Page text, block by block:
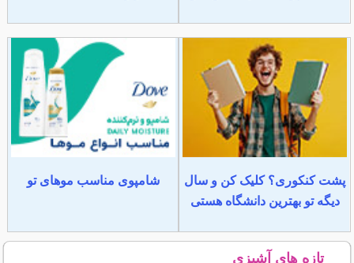
پشت کنکوری؟ کلیک کن و سال
دیگه تو بهترین دانشگاه هستی
شامپوی مناسب موهای تو
تازه های آشپزی